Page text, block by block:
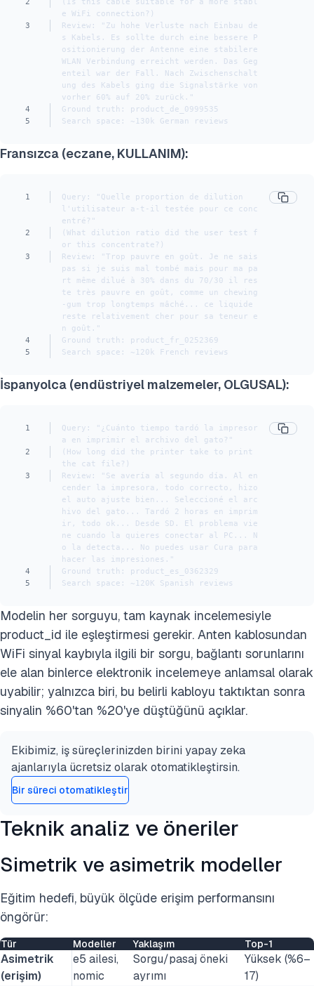
e WiFi connection?)
3
Review: "Zu hohe Verluste nach Einbau de
s Kabels. Es sollte durch eine bessere P
ositionierung der Antenne eine stabilere
WLAN Verbindung erreicht werden. Das Geg
enteil war der Fall. Nach Zwischenschalt
ung des Kabels ging die Signalstärke von
vorher 60% auf 20% zurück."
4
Ground truth: product_de_0999535
5
Search space: ~130k German reviews
Fransızca (eczane, KULLANIM):
1
Query: "Quelle proportion de dilution
l'utilisateur a-t-il testée pour ce conc
entré?"
2
(What dilution ratio did the user test f
or this concentrate?)
3
Review: "Trop pauvre en goût. Je ne sais
pas si je suis mal tombé mais pour ma pa
rt même dilué à 30% dans du 70/30 il res
te très pauvre en goût, comme un chewing
-gum trop longtemps mâché... ce liquide
reste relativement cher pour sa teneur e
n goût."
4
Ground truth: product_fr_0252369
5
Search space: ~120k French reviews
İspanyolca (endüstriyel malzemeler, OLGUSAL):
1
Query: "¿Cuánto tiempo tardó la impresor
a en imprimir el archivo del gato?"
2
(How long did the printer take to print
the cat file?)
3
Review: "Se avería al segundo día. Al en
cender la impresora, todo correcto, hizo
el auto ajuste bien... Seleccioné el arc
hivo del gato... Tardó 2 horas en imprim
ir, todo ok... Desde SD. El problema vie
ne cuando la quieres conectar al PC... N
o la detecta... No puedes usar Cura para
hacer las impresiones."
4
Ground truth: product_es_0362329
5
Search space: ~120K Spanish reviews
Modelin her sorguyu, tam kaynak incelemesiyle
product_id ile eşleştirmesi gerekir. Anten kablosundan
WiFi sinyal kaybıyla ilgili bir sorgu, bağlantı sorunlarını
ele alan binlerce elektronik incelemeye anlamsal olarak
uyabilir; yalnızca biri, bu belirli kabloyu taktıktan sonra
sinyalin %60'tan %20'ye düştüğünü açıklar.
Ekibimiz, iş süreçlerinizden birini yapay zeka
ajanlarıyla ücretsiz olarak otomatikleştirsin.
Bir süreci otomatikleştir
Teknik analiz ve öneriler
Simetrik ve asimetrik modeller
Eğitim hedefi, büyük ölçüde erişim performansını
öngörür:
Tür Modeller Yaklaşım Top-1
Asimetrik
(erişim)
e5 ailesi,
nomic
Sorgu/pasaj öneki
ayrımı
Yüksek (%6–
17)